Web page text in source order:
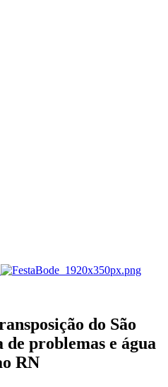
do São
de problemas e água
RN